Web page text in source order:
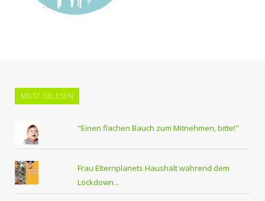
MEIST GELESEN
"Einen flachen Bauch zum Mitnehmen, bitte!"
Frau Elternplanets Haushalt während dem
Lockdown...